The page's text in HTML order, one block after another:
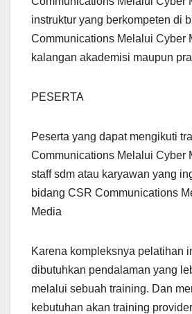
instruktur yang berkompeten di
Communications Melalui Cyber
kalangan akademisi maupun
PESERTA
Peserta yang dapat mengikuti
Communications Melalui Cyber
staff sdm atau karyawan yang
bidang CSR Communications
Media
Karena kompleksnya pelatihan
dibutuhkan pendalaman yang
melalui sebuah training. Dan
kebutuhan akan training